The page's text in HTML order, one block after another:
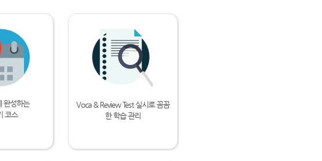
완성하는
코스
Voca & Review Test 실시로 꼼꼼
한 학습 관리